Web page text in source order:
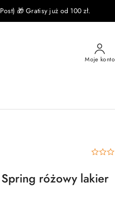
🎁 Gratisy już od 100 zł.
Moje konto
różowy lakier